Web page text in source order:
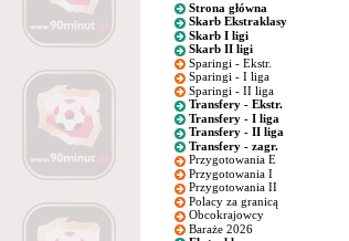
Strona główna
Skarb Ekstraklasy
Skarb I ligi
Skarb II ligi
Sparingi - Ekstr.
Sparingi - I liga
Sparingi - II liga
Transfery - Ekstr.
Transfery - I liga
Transfery - II liga
Transfery - zagr.
Przygotowania E
Przygotowania I
Przygotowania II
Polacy za granicą
Obcokrajowcy
Baraże 2026